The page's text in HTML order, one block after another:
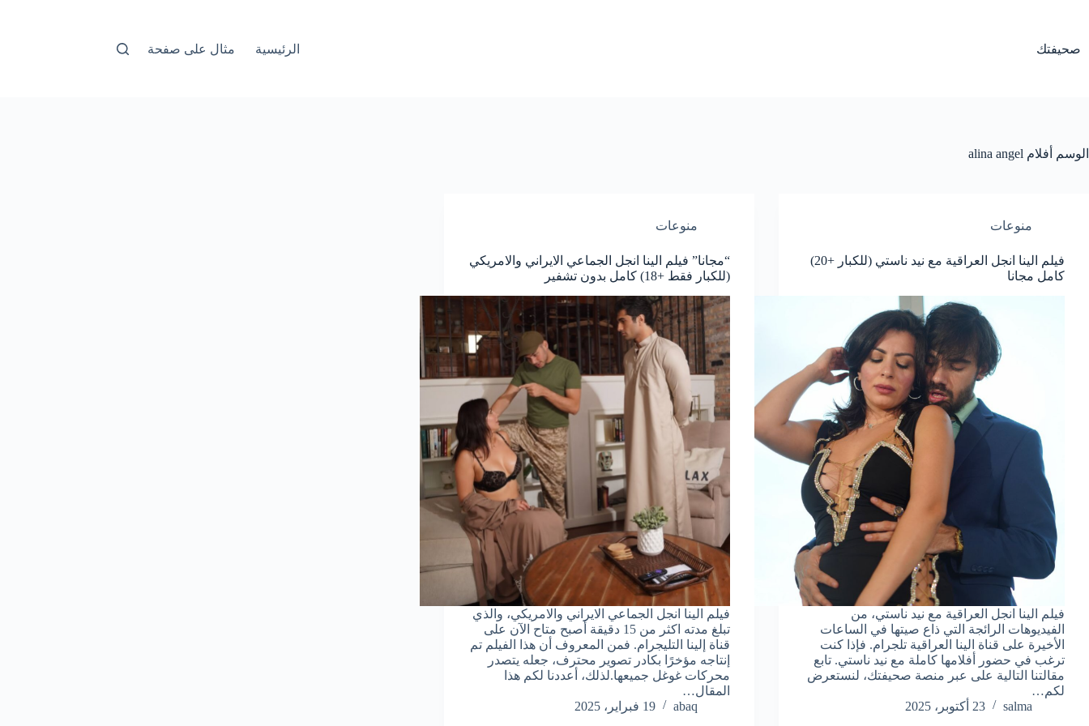
صحيفتك الرئيسية مثال على صفحة
الوسم أفلام alina angel
منوعات
فيلم الينا انجل العراقية مع نيد ناستي (للكبار +20)
كامل مجانا
فيلم الينا انجل العراقية مع نيد ناستي، من
الفيديوهات الرائجة التي ذاع صيتها في الساعات
الأخيرة على قناة الينا العراقية تلجرام. فإذا كنت
ترغب في حضور أفلامها كاملة مع نيد ناستي. تابع
مقالتنا التالية على عبر منصة صحيفتك، لنستعرض
لكم…
salma
23 أكتوبر، 2025
منوعات
“مجانا” فيلم الينا انجل الجماعي الايراني والامريكي
(للكبار فقط +18) كامل بدون تشفير
فيلم الينا انجل الجماعي الايراني والامريكي، والذي
تبلغ مدته اكثر من 15 دقيقة أصبح متاح الآن على
قناة إلينا التليجرام. فمن المعروف أن هذا الفيلم تم
إنتاجه مؤخرًا بكادر تصوير محترف، جعله يتصدر
محركات غوغل جميعها.لذلك، أعددنا لكم هذا
المقال…
abaq
19 فبراير، 2025